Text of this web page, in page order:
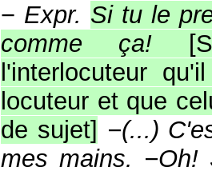
− Expr. Si tu le
comme ça!
l'interlocuteur
locuteur et que
de sujet] −(...)
mes mains. −Oh!